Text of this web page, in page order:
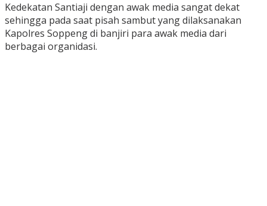
Kedekatan Santiaji dengan awak media sangat dekat
sehingga pada saat pisah sambut yang dilaksanakan
Kapolres Soppeng di banjiri para awak media dari
berbagai organidasi.